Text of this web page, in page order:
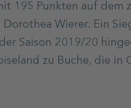
195 Punkten auf dem
Dorothea Wierer. Ein
Saison 2019/20
zu Buche, die in